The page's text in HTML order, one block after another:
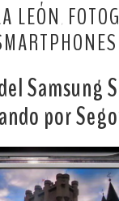
LEÓN
Samsung
por